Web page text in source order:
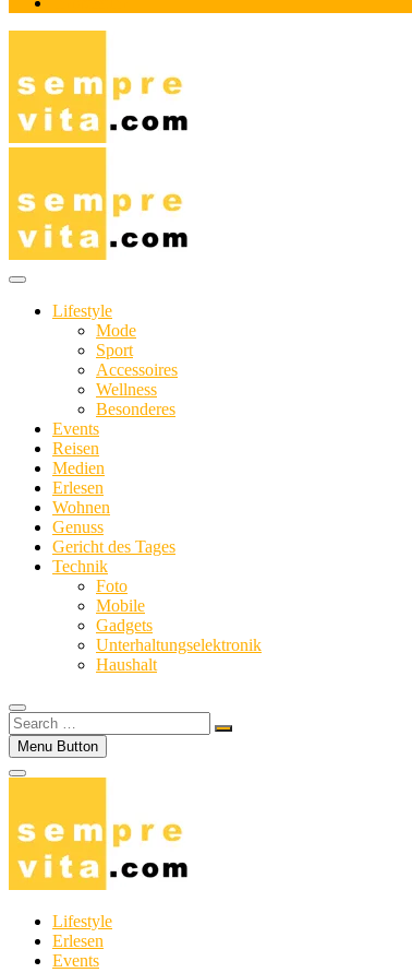
Lifestyle
Mode
Sport
Accessoires
Wellness
Besonderes
Events
Reisen
Medien
Erlesen
Wohnen
Genuss
Gericht des Tages
Technik
Foto
Mobile
Gadgets
Unterhaltungselektronik
Haushalt
Search
…Menu Button
Lifestyle
Erlesen
Events